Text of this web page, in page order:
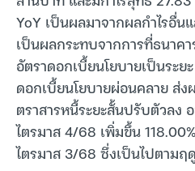
YoY เป็นผลมาจากผลกำไรอื่น
เป็นผลกระทบจากการที่ธนาค
อัตราดอกเบี้ยนโยบายเป็นระ
ดอกเบี้ยนโยบายผ่อนคลาย ส่
ตราสารหนี้ระยะสั้นปรับตัวลง
ไตรมาส 4/68 เพิ่มขึ้น
ไตรมาส 3/68 ซึ่งเป็นไปตามฤ